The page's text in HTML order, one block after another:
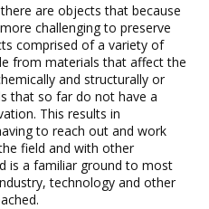
are objects that because
challenging to preserve
comprised of a variety of
from materials that affect the
and structurally or
that so far do not have a
This results in
to reach out and work
field and with other
is a familiar ground to most
technology and other